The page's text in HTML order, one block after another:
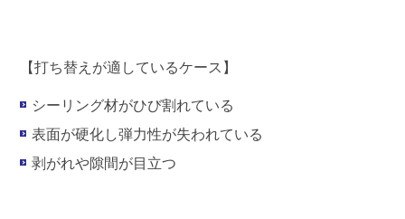
【打ち替えが適しているケース】
シーリング材がひび割れている
表面が硬化し弾力性が失われている
剥がれや隙間が目立つ